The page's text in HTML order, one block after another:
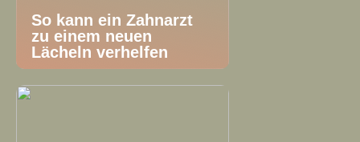
So kann ein Zahnarzt
zu einem neuen
Lächeln verhelfen